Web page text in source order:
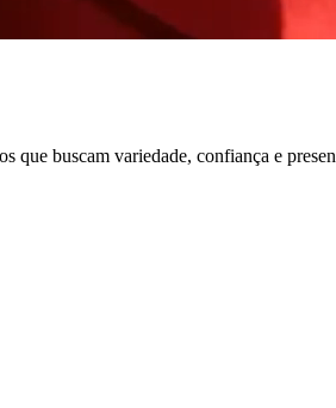
que buscam variedade, confiança e